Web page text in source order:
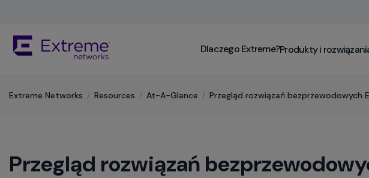
Content
keyboard
keys,
enter,
Dlaczego Extreme?Produkty i
Extreme Networks / Resources / At-A-Glance / Przegląd rozwiązań bezprzewodowych
Przegląd rozwiązań